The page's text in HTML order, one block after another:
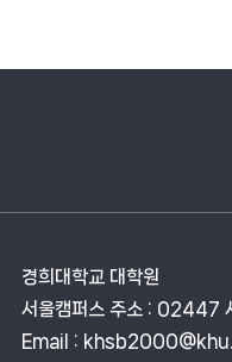
경희대학교 대학원
서울캠퍼스 주소 :
Email :